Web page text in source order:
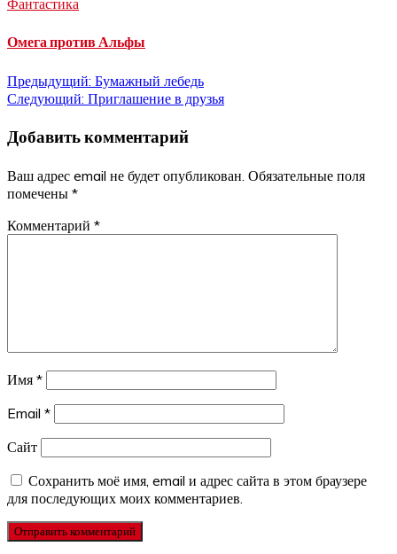
Омега против Альфы
Навигация
записям
Предыдущий: Бумажный лебедь
Следующий: Приглашение в друзья
Добавить комментарий
Ваш адрес email не будет опубликован. Обязательные поля
помечены *
Комментарий *
Имя *
Email *
Сайт
Сохранить моё имя, email и адрес сайта в этом браузере
для последующих моих комментариев.